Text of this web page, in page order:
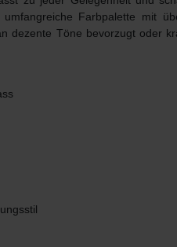
Farbpalette mit
dezente Töne bevorzugt oder